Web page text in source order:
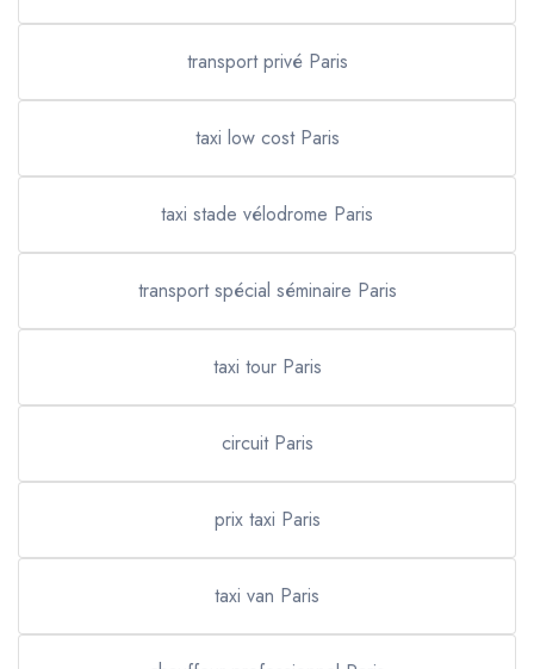
transport privé Paris
taxi low cost Paris
taxi stade vélodrome Paris
transport spécial séminaire Paris
taxi tour Paris
circuit Paris
prix taxi Paris
taxi van Paris